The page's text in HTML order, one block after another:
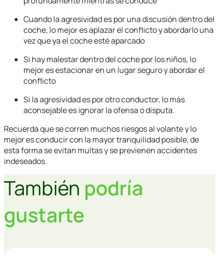
Cuando la agresividad es por una discusión dentro del
coche, lo mejor es aplazar el conflicto y abordarlo una
vez que ya el coche esté aparcado
Si hay malestar dentro del coche por los niños, lo
mejor es estacionar en un lugar seguro y abordar el
conflicto
Si la agresividad es por otro conductor, lo más
aconsejable es ignorar la ofensa o disputa.
Recuerda que se corren muchos riesgos al volante y lo
mejor es conducir con la mayor tranquilidad posible, de
esta forma se evitan multas y se previenen accidentes
indeseados.
También podría
gustarte